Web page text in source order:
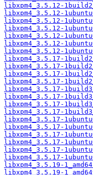
libxpm4_3.5.12-
libxpm4_3.5.12-
libxpm4_3.5.12-
libxpm4_3.5.12-
libxpm4_3.5.12-
libxpm4_3.5.12-
libxpm4_3.5.12-
libxpm4_3.5.17-
libxpm4_3.5.17-
libxpm4_3.5.17-
libxpm4_3.5.17-
libxpm4_3.5.17-
libxpm4_3.5.17-
libxpm4_3.5.17-
libxpm4_3.5.17-
libxpm4_3.5.17-
libxpm4_3.5.17-
libxpm4_3.5.17-
libxpm4_3.5.17-
libxpm4_3.5.17-
libxpm4_3.5.17-
libxpm4_3.5.19-
libxpm4_3.5.19-